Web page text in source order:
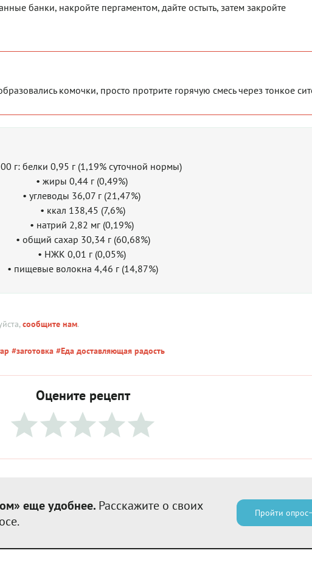
банки, накройте пергаментом, дайте остыть, затем закройте
комочки, просто протрите горячую смесь через тонкое
г: белки 0,95 г (1,19% суточной нормы)
• жиры 0,44 г (0,49%)
• углеводы 36,07 г (21,47%)
• ккал 138,45 (7,6%)
• натрий 2,82 мг (0,19%)
• общий сахар 30,34 г (60,68%)
• НЖК 0,01 г (0,05%)
• пищевые волокна 4,46 г (14,87%)
сообщите нам.
#заготовка #Еда доставляющая радость
Оцените рецепт
еще удобнее. Расскажите о своих
Пройти опрос